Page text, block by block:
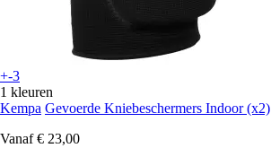
+-3
1 kleuren
Kempa Gevoerde Kniebeschermers Indoor (x2)
Vanaf € 23,00